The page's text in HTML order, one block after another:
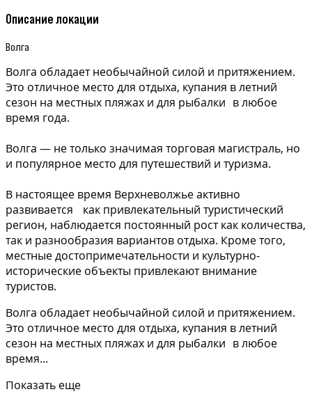
Описание локации
Волга
Волга обладает необычайной силой и притяжением.
Это отличное место для отдыха, купания в летний
сезон на местных пляжах и для рыбалки в любое
время года.
Волга — не только значимая торговая магистраль, но
и популярное место для путешествий и туризма.
В настоящее время Верхневолжье активно
развивается как привлекательный туристический
регион, наблюдается постоянный рост как количества,
так и разнообразия вариантов отдыха. Кроме того,
местные достопримечательности и культурно-
исторические объекты привлекают внимание
туристов.
Волга обладает необычайной силой и притяжением.
Это отличное место для отдыха, купания в летний
сезон на местных пляжах и для рыбалки в любое
время...
Показать еще